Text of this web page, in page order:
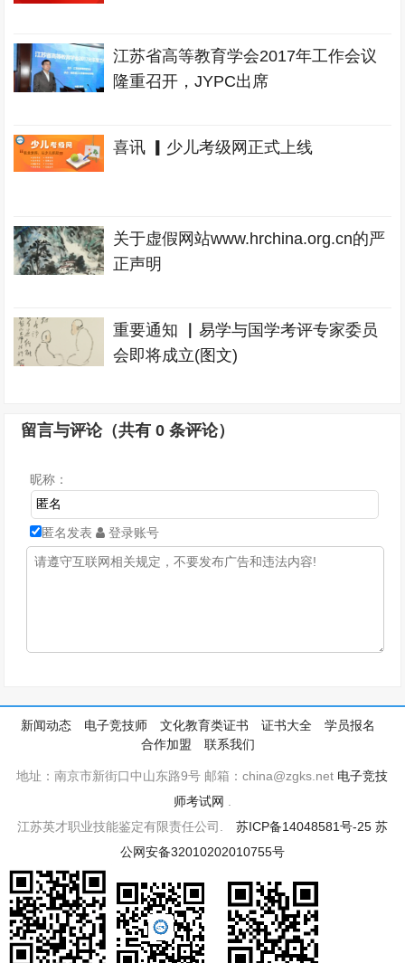
江苏省高等教育学会2017年工作会议
隆重召开，JYPC出席
喜讯 ▎少儿考级网正式上线
关于虚假网站www.hrchina.org.cn的严
正声明
重要通知 ▏易学与国学考评专家委员
会即将成立(图文)
留言与评论（共有0 条评论）
昵称：
匿名发表 登录账号
新闻动态 电子竞技师 文化教育类证书 证书大全
学员报名
合作加盟
联系我们
地址：南京市新街口中山东路9号 邮箱：china@zgks.net 电子竞技
师考试网
江苏英才职业技能鉴定有限责任公司. 苏ICP备14048581号-25 苏
公网安备32010202010755号